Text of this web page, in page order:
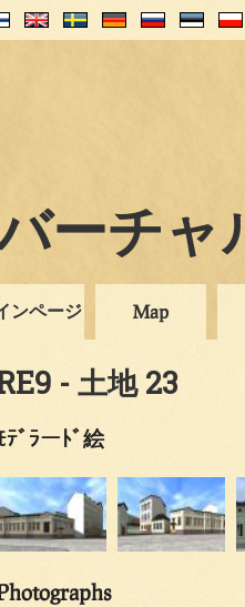
ーチャ
ンページ Map
- 土地 23
ﾃﾞﾗーﾄﾞ絵